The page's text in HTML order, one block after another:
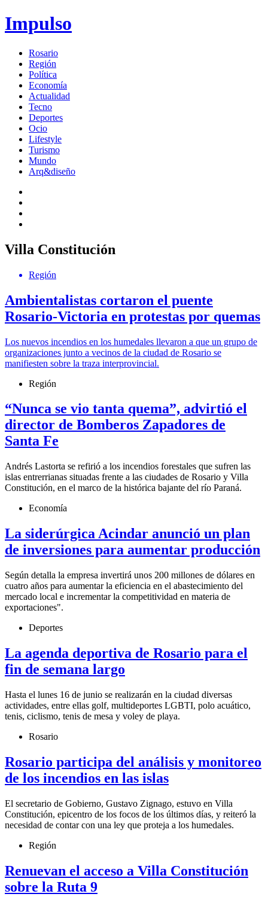
Impulso
Rosario
Región
Política
Economía
Actualidad
Tecno
Deportes
Ocio
Lifestyle
Turismo
Mundo
Arq&diseño
Villa Constitución
Región
Ambientalistas cortaron el puente
Rosario-Victoria en protestas por quemas
Los nuevos incendios en los humedales llevaron a que un grupo de
organizaciones junto a vecinos de la ciudad de Rosario se
manifiesten sobre la traza interprovincial.
Región
“Nunca se vio tanta quema”, advirtió el
director de Bomberos Zapadores de
Santa Fe
Andrés Lastorta se refirió a los incendios forestales que sufren las
islas entrerrianas situadas frente a las ciudades de Rosario y Villa
Constitución, en el marco de la histórica bajante del río Paraná.
Economía
La siderúrgica Acindar anunció un plan
de inversiones para aumentar producción
Según detalla la empresa invertirá unos 200 millones de dólares en
cuatro años para aumentar la eficiencia en el abastecimiento del
mercado local e incrementar la competitividad en materia de
exportaciones".
Deportes
La agenda deportiva de Rosario para el
fin de semana largo
Hasta el lunes 16 de junio se realizarán en la ciudad diversas
actividades, entre ellas golf, multideportes LGBTI, polo acuático,
tenis, ciclismo, tenis de mesa y voley de playa.
Rosario
Rosario participa del análisis y monitoreo
de los incendios en las islas
El secretario de Gobierno, Gustavo Zignago, estuvo en Villa
Constitución, epicentro de los focos de los últimos días, y reiteró la
necesidad de contar con una ley que proteja a los humedales.
Región
Renuevan el acceso a Villa Constitución
sobre la Ruta 9